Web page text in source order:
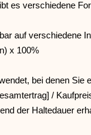
es verschiedene
auf verschiedene
x 100%
bei denen
/
der Haltedauer